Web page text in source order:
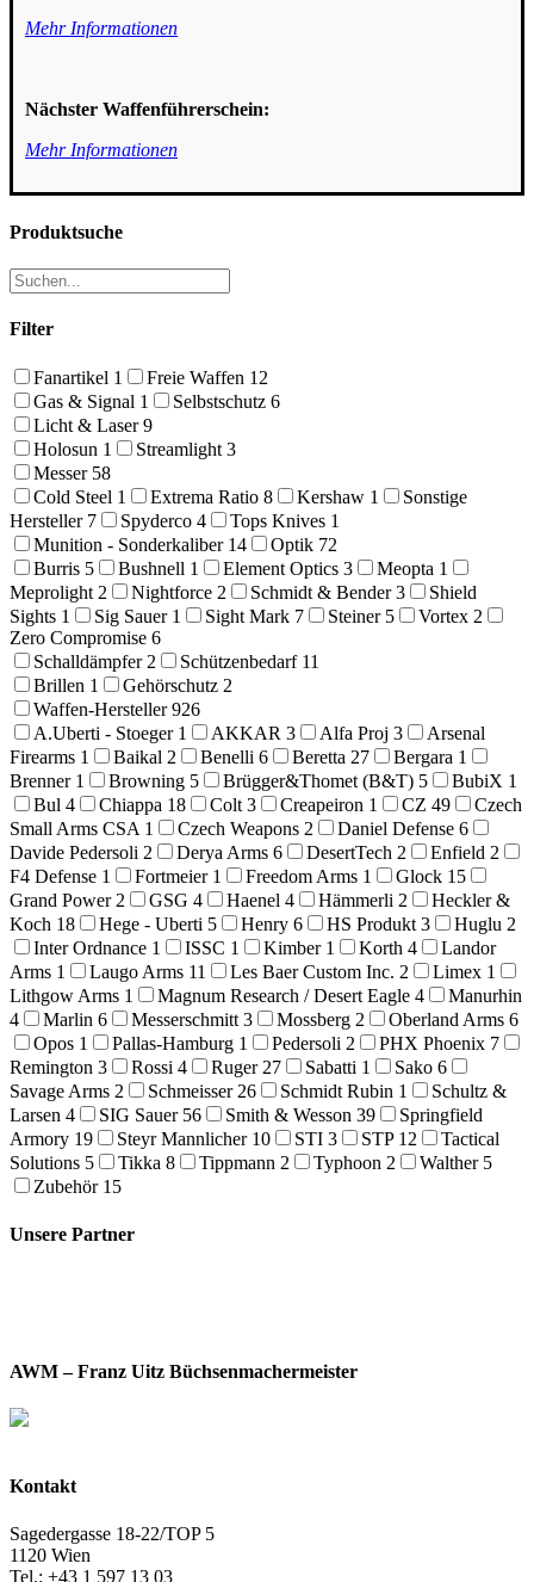
Mehr Informationen
Nächster Waffenführerschein:
Mehr Informationen
Produktsuche
Filter
Fanartikel 1 Freie Waffen 12
Gas & Signal 1 Selbstschutz 6
Licht & Laser9
Holosun 1 Streamlight3
Messer 58
Cold Steel 1 Extrema Ratio 8 Kershaw 1
Sonstige
Hersteller 7 Spyderco 4 Tops Knives 1
Munition - Sonderkaliber 14 Optik 72
Burris 5 Bushnell 1 Element Optics 3 Meopta 1
Meprolight2 Nightforce 2 Schmidt & Bender3
Shield
Sights 1 Sig Sauer 1 Sight Mark 7 Steiner 5 Vortex 2
Zero Compromise 6
Schalldämpfer2 Schützenbedarf 11
Brillen 1 Gehörschutz 2
Waffen-Hersteller926
A.Uberti - Stoeger 1 AKKAR 3 Alfa Proj 3
Arsenal
Firearms 1 Baikal 2 Benelli 6 Beretta 27 Bergara 1
Brenner 1 Browning 5 Brügger&Thomet (B&T) 5 BubiX 1
Bul 4 Chiappa 18 Colt3 Creapeiron 1 CZ 49
Czech
Small Arms CSA 1 Czech Weapons 2 Daniel Defense 6
Davide Pedersoli 2 Derya Arms 6 DesertTech 2 Enfield 2
F4 Defense 1 Fortmeier 1 Freedom Arms 1 Glock 15
Grand Power2 GSG 4 Haenel 4 Hämmerli 2
Heckler &
Koch 18 Hege - Uberti 5 Henry 6 HS Produkt3 Huglu 2
Inter Ordnance 1 ISSC 1 Kimber 1 Korth 4
Landor
Arms 1 Laugo Arms 11 Les Baer Custom Inc. 2 Limex 1
Lithgow Arms 1 Magnum Research / Desert Eagle 4
Manurhin
4
Marlin 6 Messerschmitt3 Mossberg 2 Oberland Arms 6
Opos 1 Pallas-Hamburg 1 Pedersoli 2 PHX Phoenix 7
Remington 3 Rossi 4 Ruger27 Sabatti 1 Sako 6
Savage Arms 2 Schmeisser26 Schmidt Rubin 1
Schultz &
Larsen 4 SIG Sauer 56 Smith & Wesson 39
Springfield
Armory 19 Steyr Mannlicher 10 STI 3 STP 12
Tactical
Solutions 5 Tikka 8 Tippmann 2 Typhoon 2 Walther 5
Zubehör 15
Unsere Partner
AWM – Franz Uitz Büchsenmachermeister
Kontakt
Sagedergasse 18-22/TOP 5
1120 Wien
Tel.: +43 1 597 13 03